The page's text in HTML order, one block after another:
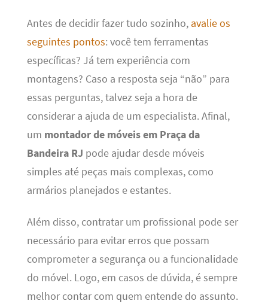
Antes de decidir fazer tudo sozinho, avalie os
seguintes pontos: você tem ferramentas
específicas? Já tem experiência com
montagens? Caso a resposta seja “não” para
essas perguntas, talvez seja a hora de
considerar a ajuda de um especialista. Afinal,
um montador de móveis em Praça da
Bandeira RJ pode ajudar desde móveis
simples até peças mais complexas, como
armários planejados e estantes.
Além disso, contratar um profissional pode ser
necessário para evitar erros que possam
comprometer a segurança ou a funcionalidade
do móvel. Logo, em casos de dúvida, é sempre
melhor contar com quem entende do assunto.